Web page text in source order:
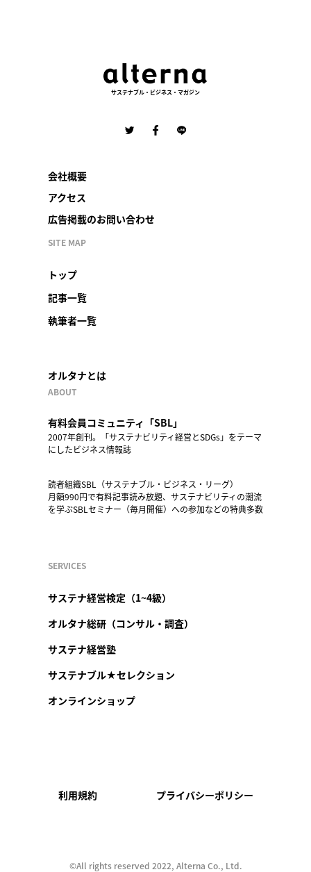
サステナブル・ビジネス・マガジン
会社概要
アクセス
広告掲載のお問い合わせ
SITE MAP
トップ
記事一覧
執筆者一覧
オルタナとは
ABOUT
有料会員コミュニティ「SBL」
2007年創刊。「サステナビリティ経営とSDGs」をテーマ
にしたビジネス情報誌
読者組織SBL（サステナブル・ビジネス・リーグ）
月額990円で有料記事読み放題、サステナビリティの潮流
を学ぶSBLセミナー（毎月開催）への参加などの特典多数
SERVICES
サステナ経営検定（1~4級）
オルタナ総研（コンサル・調査）
サステナ経営塾
サステナブル★セレクション
オンラインショップ
利用規約 プライバシーポリシー
©︎All rights reserved 2022, Alterna Co., Ltd.